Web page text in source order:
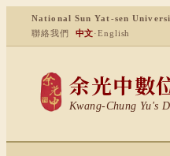
National Sun Yat-sen
聯絡我們
中文·English
余光中數
Kwang-Chung Yu's